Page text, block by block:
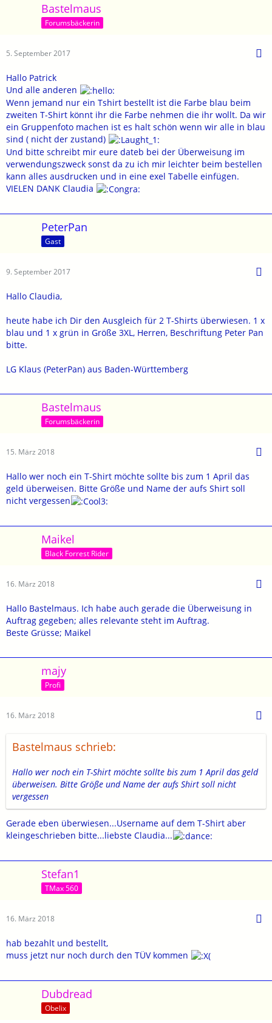
Bastelmaus
Forumsbäckerin
5. September 2017
Hallo Patrick
Und alle anderen
Wenn jemand nur ein Tshirt bestellt ist die Farbe blau beim
zweiten T-Shirt könnt ihr die Farbe nehmen die ihr wollt. Da wir
ein Gruppenfoto machen ist es halt schön wenn wir alle in blau
sind ( nicht der zustand)
Und bitte schreibt mir eure dateb bei der Überweisung im
verwendungszweck sonst da zu ich mir leichter beim bestellen
kann alles ausdrucken und in eine exel Tabelle einfügen.
VIELEN DANK Claudia
PeterPan
Gast
9. September 2017
Hallo Claudia,
heute habe ich Dir den Ausgleich für 2 T-Shirts überwiesen. 1 x
blau und 1 x grün in Größe 3XL, Herren, Beschriftung Peter Pan
bitte.
LG Klaus (PeterPan) aus Baden-Württemberg
Bastelmaus
Forumsbäckerin
15. März 2018
Hallo wer noch ein T-Shirt möchte sollte bis zum 1 April das
geld überweisen. Bitte Größe und Name der aufs Shirt soll
nicht vergessen
Maikel
Black Forrest Rider
16. März 2018
Hallo Bastelmaus. Ich habe auch gerade die Überweisung in
Auftrag gegeben; alles relevante steht im Auftrag.
Beste Grüsse; Maikel
majy
Profi
16. März 2018
Bastelmaus schrieb:
Hallo wer noch ein T-Shirt möchte sollte bis zum 1 April das geld
überweisen. Bitte Größe und Name der aufs Shirt soll nicht
vergessen
Gerade eben überwiesen...Username auf dem T-Shirt aber
kleingeschrieben bitte...liebste Claudia...
Stefan1
TMax 560
16. März 2018
hab bezahlt und bestellt,
muss jetzt nur noch durch den TÜV kommen
Dubdread
Obelix